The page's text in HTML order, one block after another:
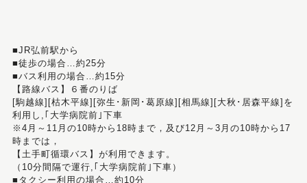
■JR弘前駅から
■徒歩の場合…約25分
■バス利用の場合…約15分
【路線バス】６番のりば
[駒越線][枯木平線][弥生･新岡･葛原線][相馬線][大秋･居森平線]を
利用し,｢大学病院前｣下車
※4月～11月の10時から18時まで，及び12月～3月の10時から17
時までは，
【土手町循環バス】が利用できます。
（10分間隔で運行,｢大学病院前｣下車）
■タクシー利用の場合…約10分